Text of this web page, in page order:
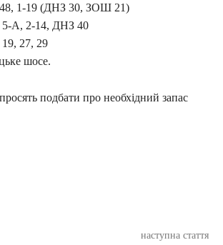
48, 1-19 (ДНЗ 30, ЗОШ 21)
5-А, 2-14, ДНЗ 40
27, 29
шосе.
подбати про необхідний запас
наступна стаття